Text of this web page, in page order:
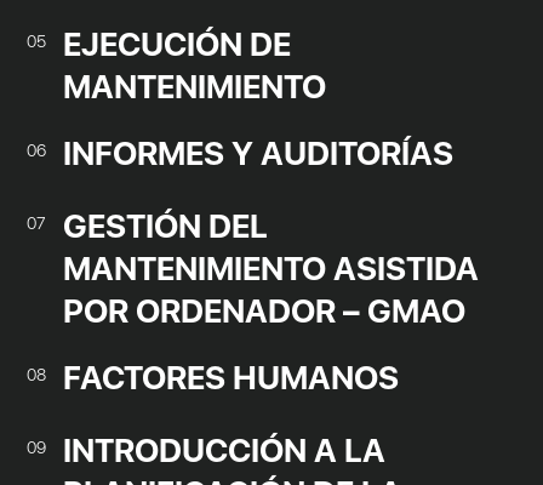
05
EJECUCIÓN DE
MANTENIMIENTO
06 INFORMES Y AUDITORÍAS
07
GESTIÓN DEL
MANTENIMIENTO ASISTIDA
POR ORDENADOR – GMAO
08 FACTORES HUMANOS
09
INTRODUCCIÓN A LA